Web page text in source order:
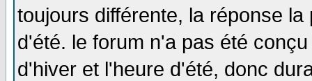
toujours différente, la réponse
d'été. le forum n'a pas été
d'hiver et l'heure d'été, donc